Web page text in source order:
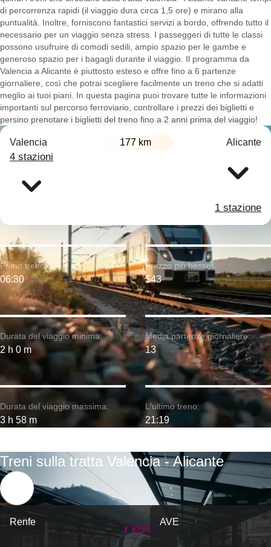
di percorrenza rapidi (il viaggio dura circa 1,5 ore) e mirano alla
puntualità. Inoltre, forniscono fantastici servizi a bordo, offrendo tutto il
necessario per un viaggio senza stress. I passeggeri di tutte le classi
possono usufruire di comodi sedili, ampio spazio per le gambe e
generoso spazio per i bagagli durante il viaggio. Il programma da
Valencia a Alicante è piuttosto esteso e offre fino a 6 partenze
giornaliere, così che potrai scegliere facilmente un treno che si adatti
meglio ai tuoi piani. In questa pagina puoi trovare tutte le informazioni
importanti sul percorso ferroviario, controllare i prezzi dei biglietti e
persino prenotare i biglietti del treno fino a 2 anni prima del viaggio!
Valencia 177 km Alicante
4 stazioni
1 stazione
Durata del viaggio minima:
2 h 0 m
Primo treno:
06:30
Durata del viaggio massima:
3 h 58 m
Prezzo più basso:
$43
Media partenze giornaliere:
13
L'ultimo treno:
21:19
Treni sulla tratta Valencia - Alicante
Renfe AVE